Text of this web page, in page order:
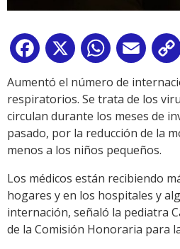
Facebook
X WhatsApp
Email
Aumentó el número de
respiratorios. Se trata de los
circulan durante los meses de
pasado, por la reducción de la
menos a los niños pequeños.
Los médicos están recibiendo
hogares y en los hospitales y
internación, señaló la pediatra
de la Comisión Honoraria para